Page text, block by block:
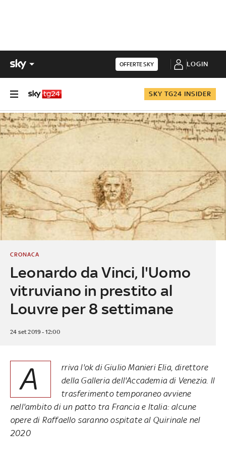
OFFERTE SKY LOGIN
SKY TG24 INSIDER
Leonardo da Vinci, l'Uomo
vitruviano in prestito al
Louvre per 8 settimane
CRONACA
24 set 2019 - 12:00
A
rriva l'ok di Giulio Manieri Elia, direttore
della Galleria dell'Accademia di Venezia. Il
trasferimento temporaneo avviene
nell'ambito di un patto tra Francia e Italia: alcune
opere di Raffaello saranno ospitate al Quirinale nel
2020